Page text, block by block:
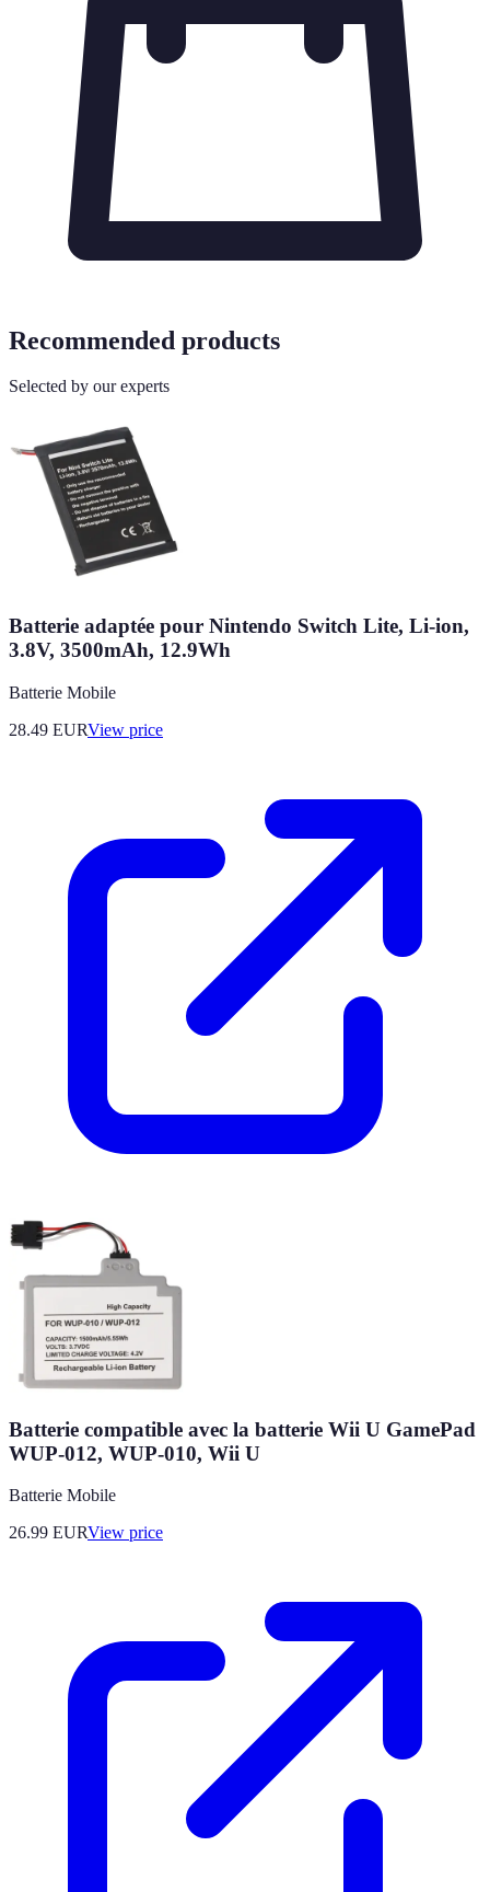
Recommended products
Selected by our experts
Batterie adaptée pour Nintendo Switch Lite, Li-ion,
3.8V, 3500mAh, 12.9Wh
Batterie Mobile
28.49 EURView price
Batterie compatible avec la batterie Wii U GamePad
WUP-012, WUP-010, Wii U
Batterie Mobile
26.99 EURView price